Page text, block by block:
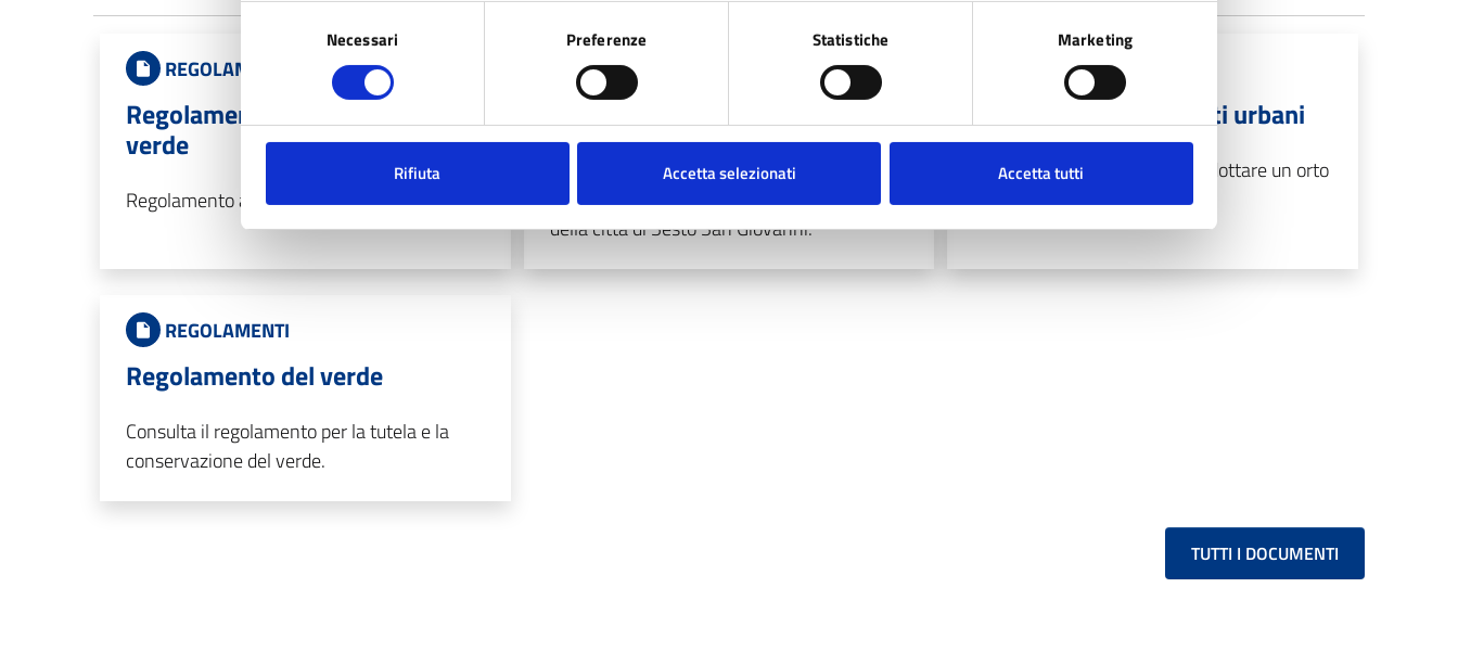
Selezione
consenso
Necessari Preferenze Statistiche Marketing
Rifiuta Accetta selezionati Accetta tutti
REGOLAMENTI
Regolamento adozione del
verde
Regolamento adozione del verde
REGOLAMENTI
Regolamento all’uso del verde
Consulta il regolamento che disciplina l'uso
e la fruizione degli spazi verdi nel territorio
della città di Sesto San Giovanni.
REGOLAMENTI
Regolamento degli orti urbani
Consulta il regolamento per adottare un orto
urbano.
REGOLAMENTI
Regolamento del verde
Consulta il regolamento per la tutela e la
conservazione del verde.
TUTTI I DOCUMENTI